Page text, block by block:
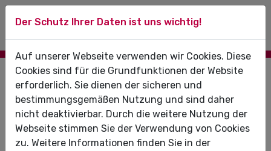
Hinweise zur zahnärztlichen
Fortbildung
Der Schutz Ihrer Daten ist uns wichtig!
Auf unserer Webseite verwenden wir Cookies. Diese
Cookies sind für die Grundfunktionen der Website
erforderlich. Sie dienen der sicheren und
bestimmungsgemäßen Nutzung und sind daher
nicht deaktivierbar. Durch die weitere Nutzung der
Webseite stimmen Sie der Verwendung von Cookies
zu. Weitere Informationen finden Sie in der